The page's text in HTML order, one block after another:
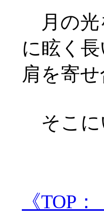
月の光
に眩く
肩を寄
そこに
《TOP：